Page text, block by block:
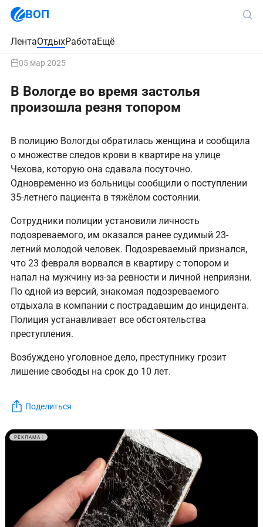
ВОП
ЛентаОтдыхРаботаЕщё
05 мар 2025
В Вологде во время застолья
произошла резня топором
В полицию Вологды обратилась женщина и сообщила
о множестве следов крови в квартире на улице
Чехова, которую она сдавала посуточно.
Одновременно из больницы сообщили о поступлении
35-летнего пациента в тяжёлом состоянии.
Сотрудники полиции установили личность
подозреваемого, им оказался ранее судимый 23-
летний молодой человек. Подозреваемый признался,
что 23 февраля ворвался в квартиру с топором и
напал на мужчину из-за ревности и личной неприязни.
По одной из версий, знакомая подозреваемого
отдыхала в компании с пострадавшим до инцидента.
Полиция устанавливает все обстоятельства
преступления.
Возбуждено уголовное дело, преступнику грозит
лишение свободы на срок до 10 лет.
Поделиться
РЕКЛАМА